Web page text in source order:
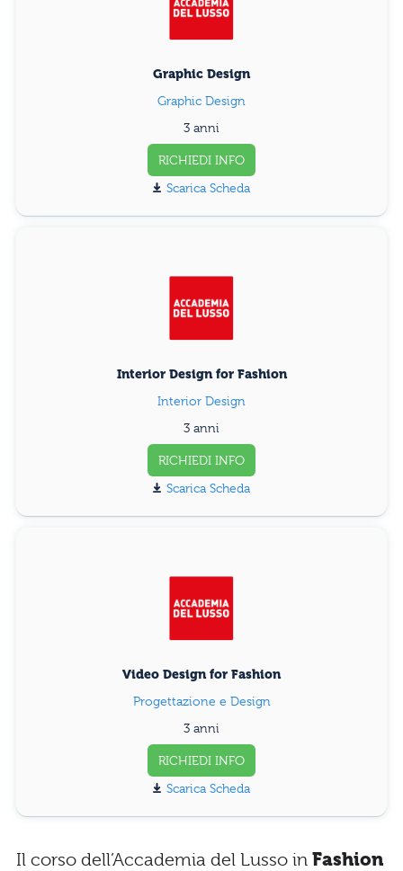
Graphic Design
Graphic Design
3 anni
RICHIEDI INFO
Scarica Scheda
Interior Design for Fashion
Interior Design
3 anni
RICHIEDI INFO
Scarica Scheda
Video Design for Fashion
Progettazione e Design
3 anni
RICHIEDI INFO
Scarica Scheda
Il corso dell’Accademia del Lusso in Fashion